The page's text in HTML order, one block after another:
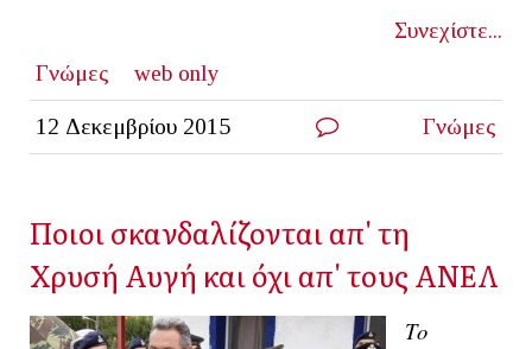
Συνεχίστε...
Γνώμες
web only
12 Δεκεμβρίου 2015 Γνώμες
Ποιοι σκανδαλίζονται απ' τη
Χρυσή Αυγή και όχι απ' τους ΑΝΕΛ
Το